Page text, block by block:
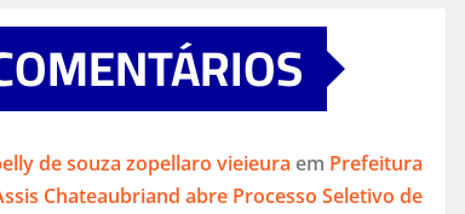
de souza zopellaro vieieura em Prefeitura
Chateaubriand abre Processo Seletivo de